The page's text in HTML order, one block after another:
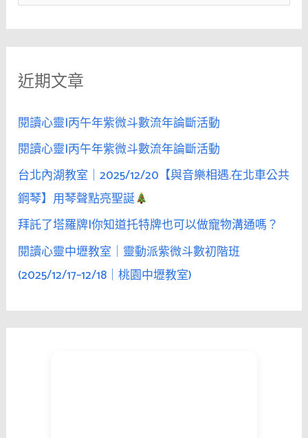
她
說
「我
你
了」、
「逃
不
開
你」
——
其
實
是
許
的
尋
關
字
近期文章
閱讀心靈|丙午年紫微斗數流年論斷活動
閱讀心靈|丙午年紫微斗數流年論斷活動
台北內湖教室｜2025/12/20【與音樂相遇.在北車公共
鋼琴】用琴聲點亮聖誕
拜託了塔羅牌|你知道托特牌也可以做寵物溝通嗎？
閱讀心靈中壢教室｜靈動派紫微斗數初階班
(2025/12/17–12/18｜桃園中壢教室)